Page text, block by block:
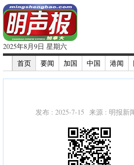
2025年8月9日 星期六
首页
要闻 加国 中国 港闻
发布 : 2025-7-15 来源 : 明报新